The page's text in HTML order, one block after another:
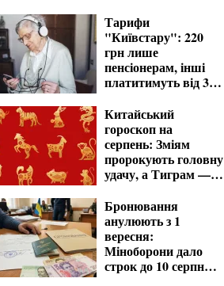
Тарифи
"Київстару": 220
грн лише
пенсіонерам, інші
платитимуть від 370
Китайський
гороскоп на
серпень: Зміям
пророкують головну
удачу, а Тиграм —
Бронювання
анулюють з 1
вересня:
Міноборони дало
строк до 10 серпня